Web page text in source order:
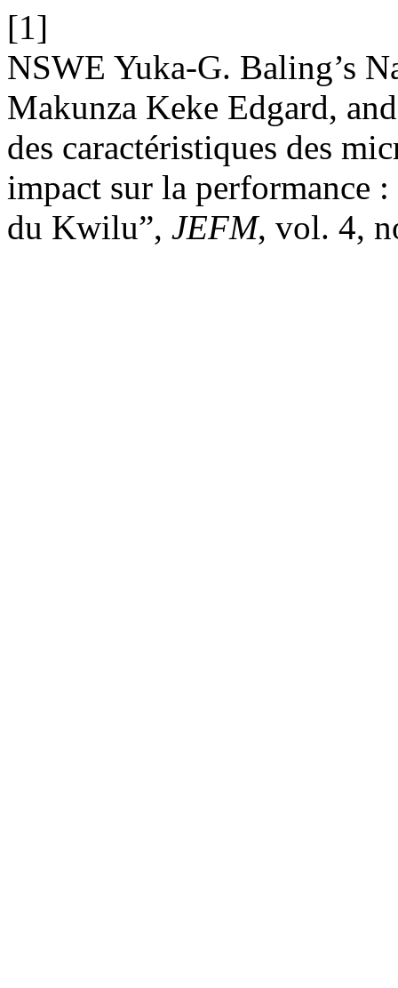
[1]
NSWE Yuka-G. Baling’s
Makunza Keke Edgard,
des caractéristiques des
impact sur la performance
du Kwilu”, JEFM, vol. 4,